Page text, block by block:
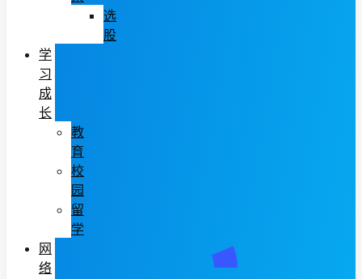
选
股
学
习
成
长
教
育
校
园
留
学
网
络